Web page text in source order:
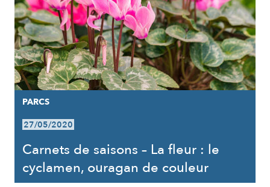
PARCS
27/05/2020
Carnets de saisons – La fleur : le
cyclamen, ouragan de couleur